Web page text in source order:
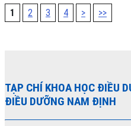
1 2 3 4 > >>
TẠP CHÍ KHOA HỌC ĐIỀU
ĐIỀU DƯỠNG NAM ĐỊNH